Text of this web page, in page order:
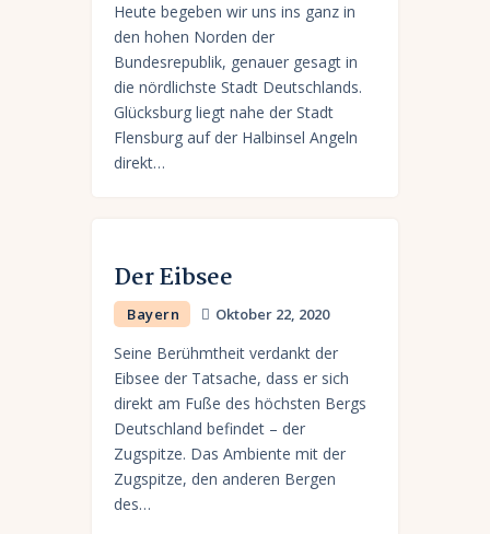
Heute begeben wir uns ins ganz in
den hohen Norden der
Bundesrepublik, genauer gesagt in
die nördlichste Stadt Deutschlands.
Glücksburg liegt nahe der Stadt
Flensburg auf der Halbinsel Angeln
direkt…
Der Eibsee
Bayern Oktober 22, 2020
Seine Berühmtheit verdankt der
Eibsee der Tatsache, dass er sich
direkt am Fuße des höchsten Bergs
Deutschland befindet – der
Zugspitze. Das Ambiente mit der
Zugspitze, den anderen Bergen
des…